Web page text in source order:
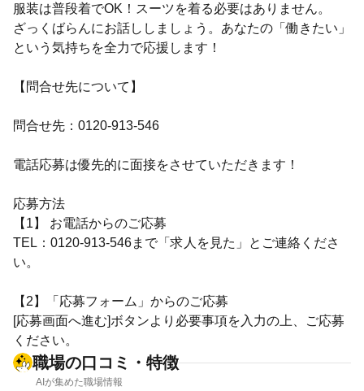
服装は普段着でOK！スーツを着る必要はありません。
ざっくばらんにお話ししましょう。あなたの「働きたい」
という気持ちを全力で応援します！
【問合せ先について】
問合せ先：0120-913-546
電話応募は優先的に面接をさせていただきます！
応募方法
【1】 お電話からのご応募
TEL：0120-913-546まで「求人を見た」とご連絡くださ
い。
【2】「応募フォーム」からのご応募
[応募画面へ進む]ボタンより必要事項を入力の上、ご応募
ください。
職場の口コミ・特徴
AIが集めた職場情報